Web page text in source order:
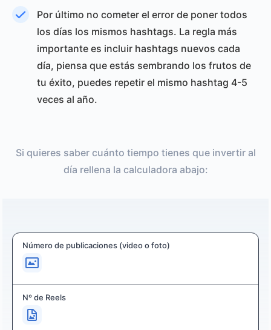
Por último no cometer el error de poner todos
los días los mismos hashtags. La regla más
importante es incluir hashtags nuevos cada
día, piensa que estás sembrando los frutos de
tu éxito, puedes repetir el mismo hashtag 4-5
veces al año.
Si quieres saber cuánto tiempo tienes que invertir al
día rellena la calculadora abajo:
Número de publicaciones (video o foto)
Nº de Reels